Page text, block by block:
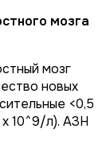
мозга
мозг
новых
<0,5
10^9/л). АЗН